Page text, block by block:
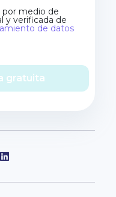
medio de
y verificada de
de datos
gratuita